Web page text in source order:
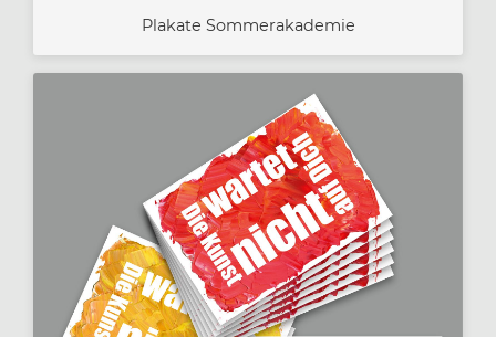
Plakate Sommerakademie